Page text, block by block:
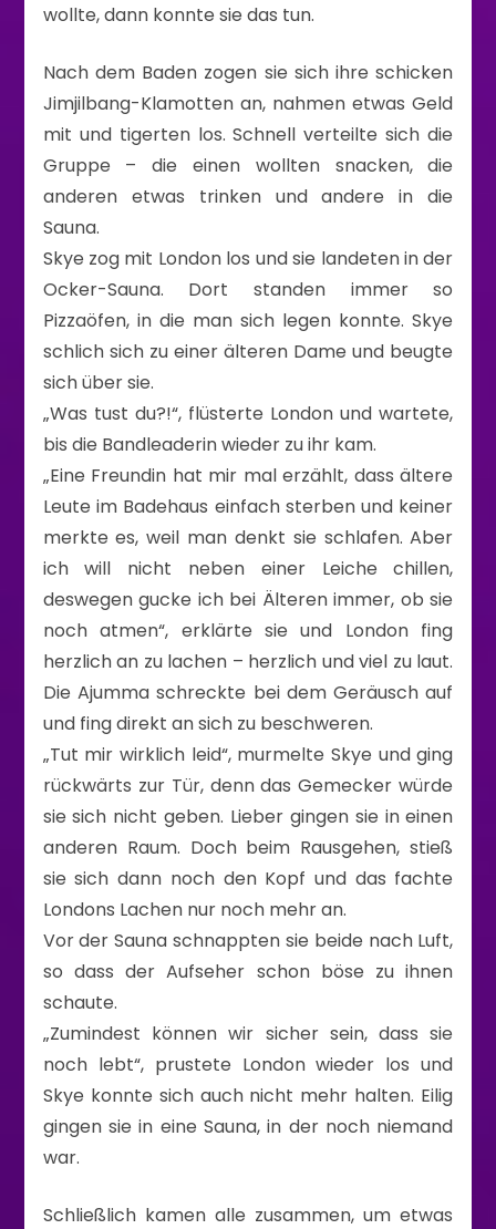
wollte, dann konnte sie das tun.
Nach dem Baden zogen sie sich ihre schicken
Jimjilbang-Klamotten an, nahmen etwas Geld
mit und tigerten los. Schnell verteilte sich die
Gruppe – die einen wollten snacken, die
anderen etwas trinken und andere in die
Sauna.
Skye zog mit London los und sie landeten in der
Ocker-Sauna. Dort standen immer so
Pizzaöfen, in die man sich legen konnte. Skye
schlich sich zu einer älteren Dame und beugte
sich über sie.
„Was tust du?!“, flüsterte London und wartete,
bis die Bandleaderin wieder zu ihr kam.
„Eine Freundin hat mir mal erzählt, dass ältere
Leute im Badehaus einfach sterben und keiner
merkte es, weil man denkt sie schlafen. Aber
ich will nicht neben einer Leiche chillen,
deswegen gucke ich bei Älteren immer, ob sie
noch atmen“, erklärte sie und London fing
herzlich an zu lachen – herzlich und viel zu laut.
Die Ajumma schreckte bei dem Geräusch auf
und fing direkt an sich zu beschweren.
„Tut mir wirklich leid“, murmelte Skye und ging
rückwärts zur Tür, denn das Gemecker würde
sie sich nicht geben. Lieber gingen sie in einen
anderen Raum. Doch beim Rausgehen, stieß
sie sich dann noch den Kopf und das fachte
Londons Lachen nur noch mehr an.
Vor der Sauna schnappten sie beide nach Luft,
so dass der Aufseher schon böse zu ihnen
schaute.
„Zumindest können wir sicher sein, dass sie
noch lebt“, prustete London wieder los und
Skye konnte sich auch nicht mehr halten. Eilig
gingen sie in eine Sauna, in der noch niemand
war.
Schließlich kamen alle zusammen, um etwas